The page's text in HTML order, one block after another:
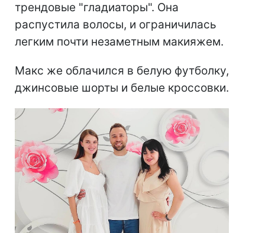
трендовые "гладиаторы". Она
распустила волосы, и ограничилась
легким почти незаметным макияжем.
Макс же облачился в белую футболку,
джинсовые шорты и белые кроссовки.